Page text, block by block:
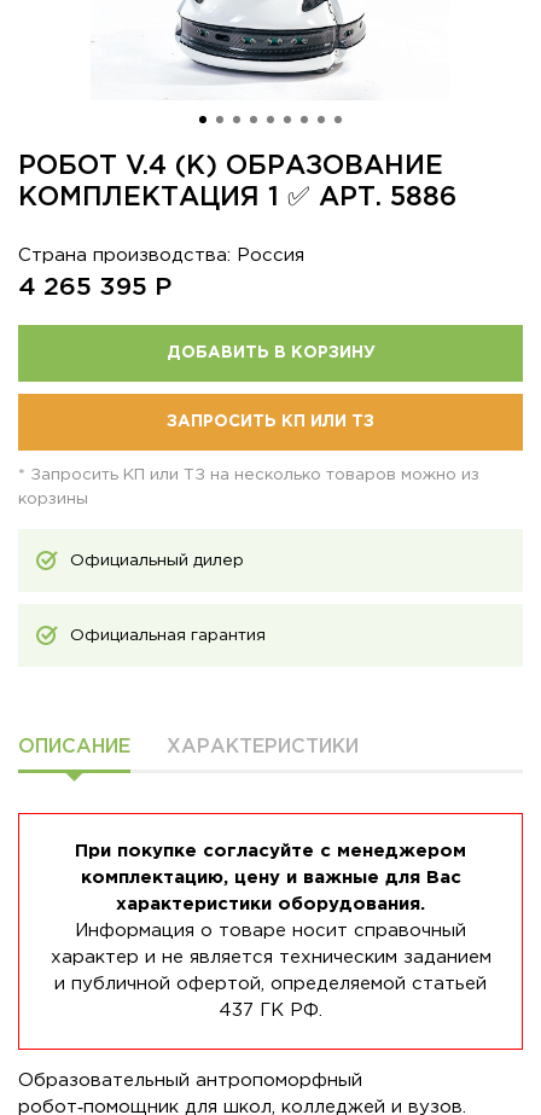
РОБОТ V.4 (К) ОБРАЗОВАНИЕ
КОМПЛЕКТАЦИЯ 1 ✅ АРТ. 5886
Страна производства: Россия
4 265 395 Р
ДОБАВИТЬ В КОРЗИНУ
ЗАПРОСИТЬ КП ИЛИ ТЗ
* Запросить КП или ТЗ на несколько товаров можно из
корзины
Официальный дилер
Официальная гарантия
ОПИСАНИЕ ХАРАКТЕРИСТИКИ
При покупке согласуйте с менеджером
комплектацию, цену и важные для Вас
характеристики оборудования.
Информация о товаре носит справочный
характер и не является техническим заданием
и публичной офертой, определяемой статьей
437 ГК РФ.
Образовательный антропоморфный
робот‑помощник для школ, колледжей и вузов.